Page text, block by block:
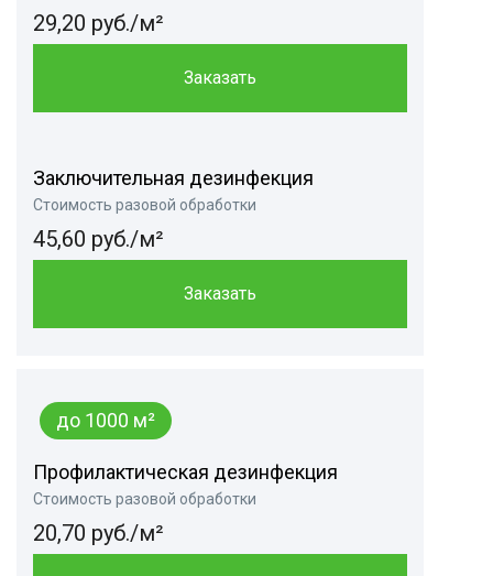
29,20 руб./м²
Заказать
Заключительная дезинфекция
Стоимость разовой обработки
45,60 руб./м²
Заказать
до 1000 м²
Профилактическая дезинфекция
Стоимость разовой обработки
20,70 руб./м²